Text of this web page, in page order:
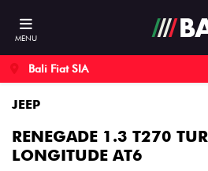
MENU
Bali Fiat SIA
JEEP
RENEGADE 1.3 T270
LONGITUDE AT6